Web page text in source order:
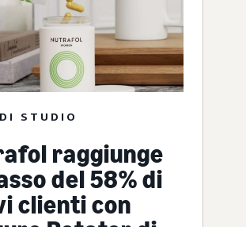
STUDIO
raggiunge
del 58% di
clienti con